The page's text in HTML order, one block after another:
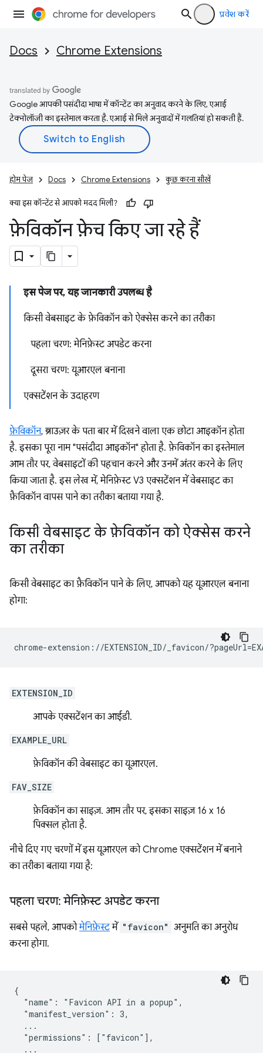
प्रवेश करें
Docs Chrome Extensions
Google आपकी पसंदीदा भाषा में कॉन्टेंट का अनुवाद करने के लिए, एआई
टेक्नोलॉजी का इस्तेमाल करता है. एआई से मिले अनुवादों में गलतियां हो सकती हैं.
होम पेज Docs Chrome Extensions कुछ करना सीखें
क्या इस कॉन्टेंट से आपको मदद मिली?
फ़ेविकॉन फ़ेच किए जा रहे हैं
इस पेज पर, यह जानकारी उपलब्ध है
किसी वेबसाइट के फ़ेविकॉन को ऐक्सेस करने का तरीका
पहला चरण: मेनिफ़ेस्ट अपडेट करना
दूसरा चरण: यूआरएल बनाना
एक्सटेंशन के उदाहरण
फ़ेविकॉन, ब्राउज़र के पता बार में दिखने वाला एक छोटा आइकॉन होता
है. इसका पूरा नाम "पसंदीदा आइकॉन" होता है. फ़ेविकॉन का इस्तेमाल
आम तौर पर, वेबसाइटों की पहचान करने और उनमें अंतर करने के लिए
किया जाता है. इस लेख में, मेनिफ़ेस्ट V3 एक्सटेंशन में वेबसाइट का
फ़ैविकॉन वापस पाने का तरीका बताया गया है.
किसी वेबसाइट के फ़ेविकॉन को ऐक्सेस करने
का तरीका
किसी वेबसाइट का फ़ैविकॉन पाने के लिए, आपको यह यूआरएल बनाना
होगा:
EXTENSION_ID
आपके एक्सटेंशन का आईडी.
EXAMPLE_URL
फ़ेविकॉन की वेबसाइट का यूआरएल.
FAV_SIZE
फ़ेविकॉन का साइज़. आम तौर पर, इसका साइज़ 16 x 16
पिक्सल होता है.
नीचे दिए गए चरणों में इस यूआरएल को Chrome एक्सटेंशन में बनाने
का तरीका बताया गया है:
पहला चरण: मेनिफ़ेस्ट अपडेट करना
सबसे पहले, आपकोमेनिफ़ेस्टमें "favicon" अनुमति का अनुरोध
करना होगा.
{
  "name": "Favicon API in a popup",
  "manifest_version": 3,
  ...
  "permissions": ["favicon"],
  ...